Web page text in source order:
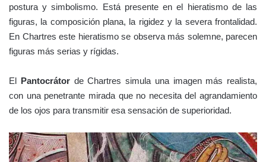
postura y simbolismo. Está presente en el hieratismo de las
figuras, la composición plana, la rigidez y la severa frontalidad.
En Chartres este hieratismo se observa más solemne, parecen
figuras más serias y rígidas.
El Pantocrátorde Chartres simula una imagen más realista,
con una penetrante mirada que no necesita del agrandamiento
de los ojos para transmitir esa sensación de superioridad.